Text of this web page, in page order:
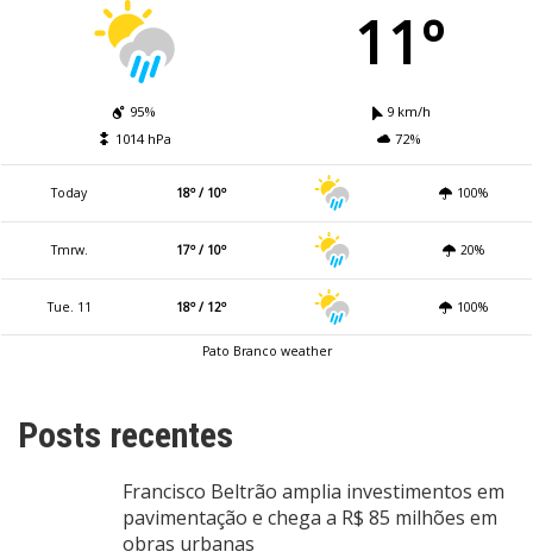
11º
95%
9 km/h
1014 hPa
72%
Today 18º / 10º 100%
Tmrw. 17º / 10º 20%
Tue. 11 18º / 12º 100%
Pato Branco weather
Posts recentes
Francisco Beltrão amplia investimentos em
pavimentação e chega a R$ 85 milhões em
obras urbanas